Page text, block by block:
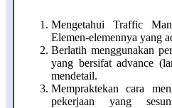
Mengetahui Traffic
Elemen-elemennya yang
Berlatih menggunakan
yang bersifat advance
mendetail.
Mempraktekan cara
pekerjaan yang